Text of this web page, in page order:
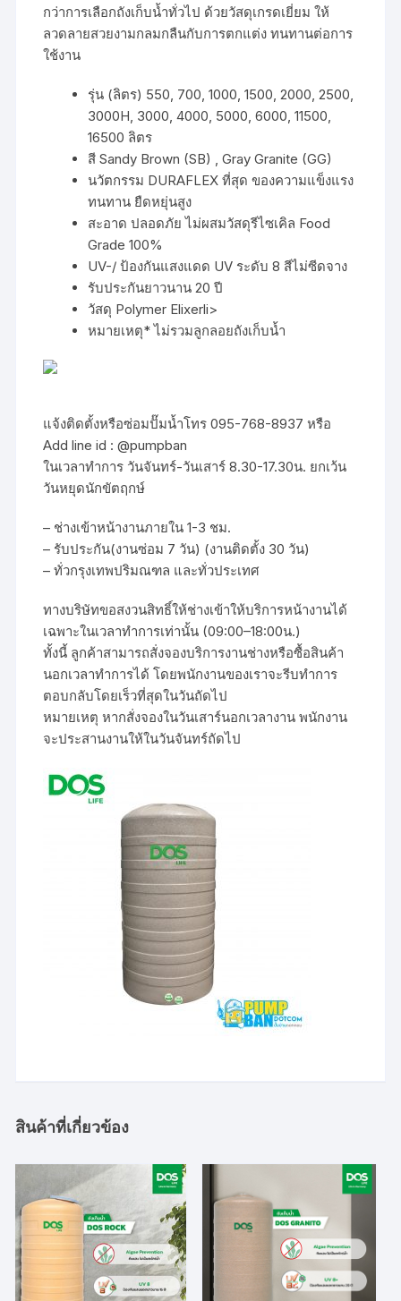
กว่าการเลือกถังเก็บน้ำทั่วไป ด้วยวัสดุเกรดเยี่ยม ให้
ลวดลายสวยงามกลมกลืนกับการตกแต่ง ทนทานต่อการ
ใช้งาน
รุ่น (ลิตร) 550, 700, 1000, 1500, 2000, 2500,
3000H, 3000, 4000, 5000, 6000, 11500,
16500 ลิตร
สี Sandy Brown (SB) , Gray Granite (GG)
นวัตกรรม DURAFLEX ที่สุด ของความแข็งแรง
ทนทาน ยืดหยุ่นสูง
สะอาด ปลอดภัย ไม่ผสมวัสดุรีไซเคิล Food
Grade 100%
UV-/ ป้องกันแสงแดด UV ระดับ 8 สีไม่ซีดจาง
รับประกันยาวนาน 20 ปี
วัสดุ Polymer Elixerli>
หมายเหตุ* ไม่รวมลูกลอยถังเก็บน้ำ
แจ้งติดตั้งหรือซ่อมปั๊มน้ำโทร 095-768-8937 หรือ
Add line id : @pumpban
ในเวลาทำการ วันจันทร์-วันเสาร์ 8.30-17.30น. ยกเว้น
วันหยุดนักขัตฤกษ์
– ช่างเข้าหน้างานภายใน 1-3 ชม.
– รับประกัน(งานซ่อม 7 วัน) (งานติดตั้ง 30 วัน)
– ทั่วกรุงเทพปริมณฑล และทั่วประเทศ
ทางบริษัทขอสงวนสิทธิ์ให้ช่างเข้าให้บริการหน้างานได้
เฉพาะในเวลาทำการเท่านั้น (09:00–18:00น.)
ทั้งนี้ ลูกค้าสามารถสั่งจองบริการงานช่างหรือซื้อสินค้า
นอกเวลาทำการได้ โดยพนักงานของเราจะรีบทำการ
ตอบกลับโดยเร็วที่สุดในวันถัดไป
หมายเหตุ หากสั่งจองในวันเสาร์นอกเวลางาน พนักงาน
จะประสานงานให้ในวันจันทร์ถัดไป
สินค้าที่เกี่ยวข้อง